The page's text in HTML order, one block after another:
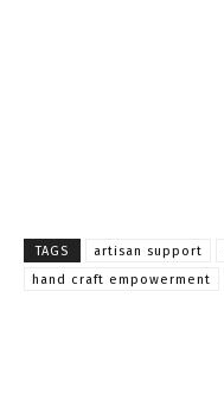
TAGS artisan support
hand craft empowerment